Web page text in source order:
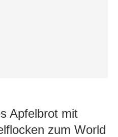
Apfelbrot mit
zum World